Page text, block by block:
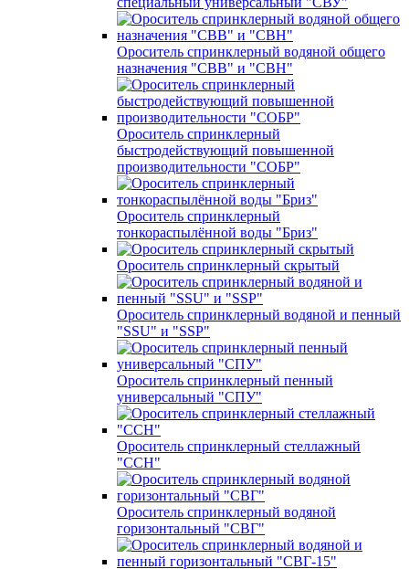
Ороситель спринклерный водяной общего
назначения "СВВ" и "СВН"
Ороситель спринклерный
быстродействующий повышенной
производительности "СОБР"
Ороситель спринклерный
тонкораспылённой воды "Бриз"
Ороситель спринклерный скрытый
Ороситель спринклерный водяной и пенный
"SSU" и "SSP"
Ороситель спринклерный пенный
универсальный "СПУ"
Ороситель спринклерный стеллажный
"ССН"
Ороситель спринклерный водяной
горизонтальный "СВГ"